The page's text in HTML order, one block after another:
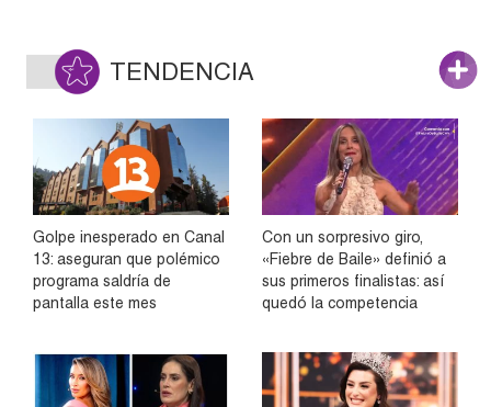
TENDENCIA
Golpe inesperado en Canal
13: aseguran que polémico
programa saldría de
pantalla este mes
Con un sorpresivo giro,
«Fiebre de Baile» definió a
sus primeros finalistas: así
quedó la competencia